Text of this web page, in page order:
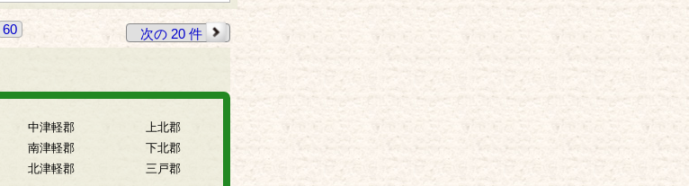
60 次の 20 件
中津軽郡
南津軽郡
北津軽郡
上北郡
下北郡
三戸郡